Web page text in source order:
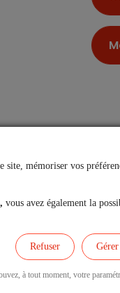
mémoriser vos
vous avez également la
à tout moment, votre
Refuser